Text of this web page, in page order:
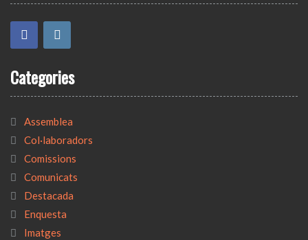
Categories
Assemblea
Col·laboradors
Comissions
Comunicats
Destacada
Enquesta
Imatges